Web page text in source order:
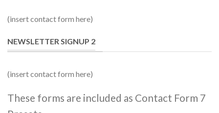
(insert contact form here)
NEWSLETTER SIGNUP 2
(insert contact form here)
These forms are included as Contact Form 7